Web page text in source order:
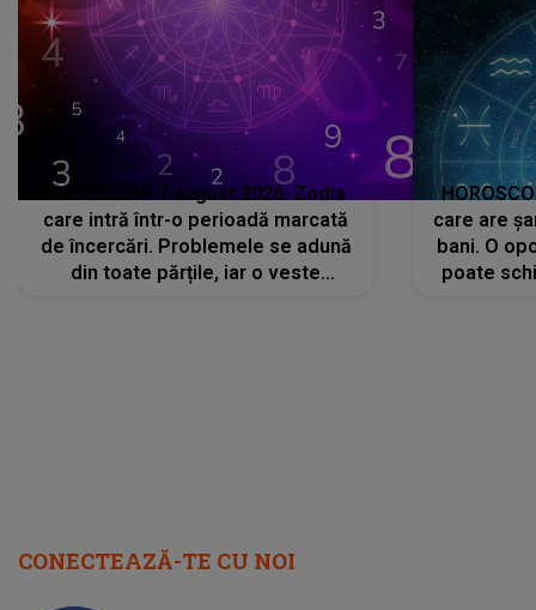
HOROSCOP 7 august 2026. Zodia
care intră într-o perioadă marcată
de încercări. Problemele se adună
din toate părțile, iar o veste
care are
bani. O
poate
CONECTEAZĂ-TE CU NOI